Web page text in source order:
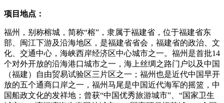
项目地点：
福州，别称榕城，简称“榕”，隶属于福建省，位于福建省东
部、闽江下游及沿海地区，是福建省省会，福建省的政治、文
化、交通中心，海峡西岸经济区中心城市之一。福州是首批14
个对外开放的沿海港口城市之一，海上丝绸之路门户以及中国
（福建）自由贸易试验区三片区之一；福州也是近代中国早开
放的五个通商口岸之一，福州马尾是中国近代海军的摇篮，中
国船政文化的发祥地；曾获“中国优秀旅游城市”、“国家卫生